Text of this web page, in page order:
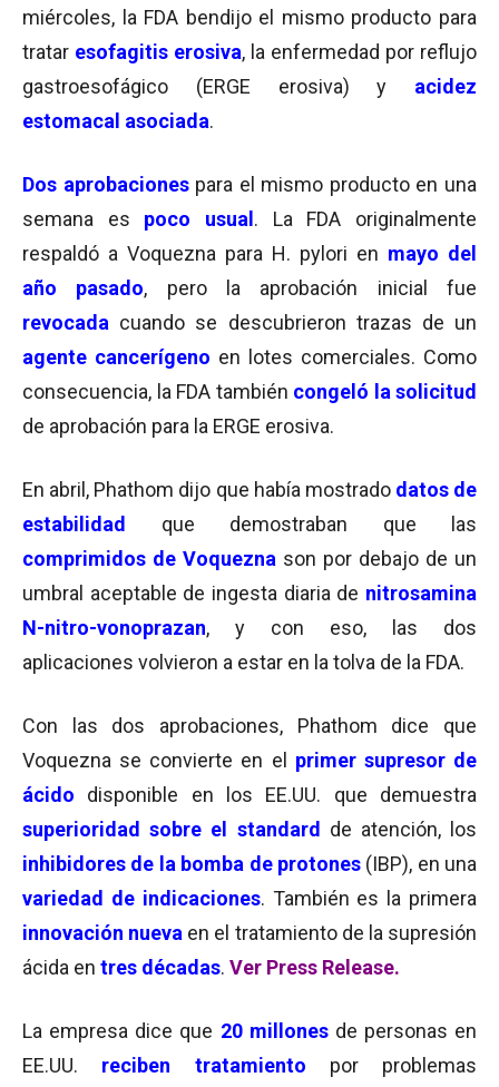
miércoles, la FDA bendijo el mismo producto para
tratar esofagitis erosiva, la enfermedad por reflujo
gastroesofágico (ERGE erosiva) y acidez
estomacal asociada.
Dos aprobacionespara el mismo producto en una
semana es poco usual . La FDA originalmente
respaldó a Voquezna para H. pylori en mayo del
año pasado, pero la aprobación inicial fue
revocada cuando se descubrieron trazas de un
agente cancerígeno en lotes comerciales. Como
consecuencia, la FDA también congeló la solicitud
de aprobación para la ERGE erosiva.
En abril, Phathom dijo que había mostrado datos de
estabilidad
que demostraban que las
comprimidos de Voquezna son por debajo de un
umbral aceptable de ingesta diaria de nitrosamina
N-nitro-vonoprazan, y con eso, las dos
aplicaciones volvieron a estar en la tolva de la FDA.
Con las dos aprobaciones, Phathom dice que
Voquezna se convierte en el primer supresor de
ácido disponible en los EE.UU. que demuestra
superioridad sobre el standard
de atención, los
inhibidores de la bomba de protones (IBP), en una
variedad de indicaciones. También es la primera
innovación nueva en el tratamiento de la supresión
ácida en tres décadas. Ver Press Release.
La empresa dice que 20 millonesde personas en
EE.UU. reciben tratamiento
por problemas